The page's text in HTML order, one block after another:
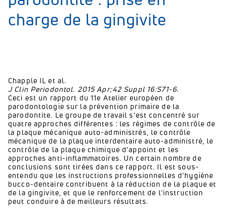
charge de la gingivite
Chapple IL et al.
J Clin Periodontol. 2015 Apr;42 Suppl 16:S71-6.
Ceci est un rapport du 11e Atelier européen de
parodontologie sur la prévention primaire de la
parodontite. Le groupe de travail s'est concentré sur
quatre approches différentes : les régimes de contrôle de
la plaque mécanique auto-administrés, le contrôle
mécanique de la plaque interdentaire auto-administré, le
contrôle de la plaque chimique d'appoint et les
approches anti-inflammatoires. Un certain nombre de
conclusions sont tirées dans ce rapport. Il est sous-
entendu que les instructions professionnelles d'hygiène
bucco-dentaire contribuent à la réduction de la plaque et
de la gingivite, et que le renforcement de l'instruction
peut conduire à de meilleurs résultats.